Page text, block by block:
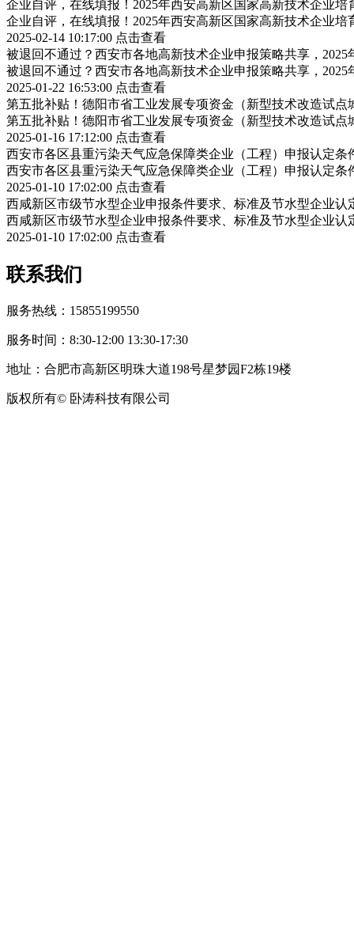
企业自评，在线填报！2025年西安高新区国家高新技术企业
企业自评，在线填报！2025年西安高新区国家高新技术企业
2025-02-14 10:17:00 点击查看
被退回不通过？西安市各地高新技术企业申报策略共享，
被退回不通过？西安市各地高新技术企业申报策略共享，
2025-01-22 16:53:00 点击查看
第五批补贴！德阳市省工业发展专项资金（新型技术改造试点
第五批补贴！德阳市省工业发展专项资金（新型技术改造试点
2025-01-16 17:12:00 点击查看
西安市各区县重污染天气应急保障类企业（工程）申报认定条
西安市各区县重污染天气应急保障类企业（工程）申报认定条
2025-01-10 17:02:00 点击查看
西咸新区市级节水型企业申报条件要求、标准及节水型企业认
西咸新区市级节水型企业申报条件要求、标准及节水型企业认
2025-01-10 17:02:00 点击查看
联系我们
服务热线：15855199550
服务时间：8:30-12:00 13:30-17:30
地址：合肥市高新区明珠大道198号星梦园F2栋19楼
版权所有© 卧涛科技有限公司